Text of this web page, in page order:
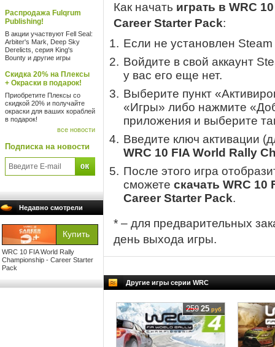
Распродажа Fulqrum
Publishing!
В акции участвуют Fell Seal:
Arbiter's Mark, Deep Sky
Derelicts, серия King's
Bounty и другие игры
Скидка 20% на Плексы
+ Окраски в подарок!
Приобретите Плексы со
скидкой 20% и получайте
окраски для ваших кораблей
в подарок!
все новости
Подписка на новости
Недавно смотрели
WRC 10 FIA World Rally
Championship - Career Starter
Pack
Как начать играть в WRC
Career Starter Pack:
Если не установлен
Войдите в свой аккаунт
у вас его еще нет.
Выберите пункт
«Игры» либо нажмите
приложения и выберите
Введите ключ активации
WRC 10 FIA World Rally
После этого игра
сможете скачать WRC
Career Starter Pack.
* – для предварительных
день выхода игры.
Другие игры серии WRC
259 25 руб